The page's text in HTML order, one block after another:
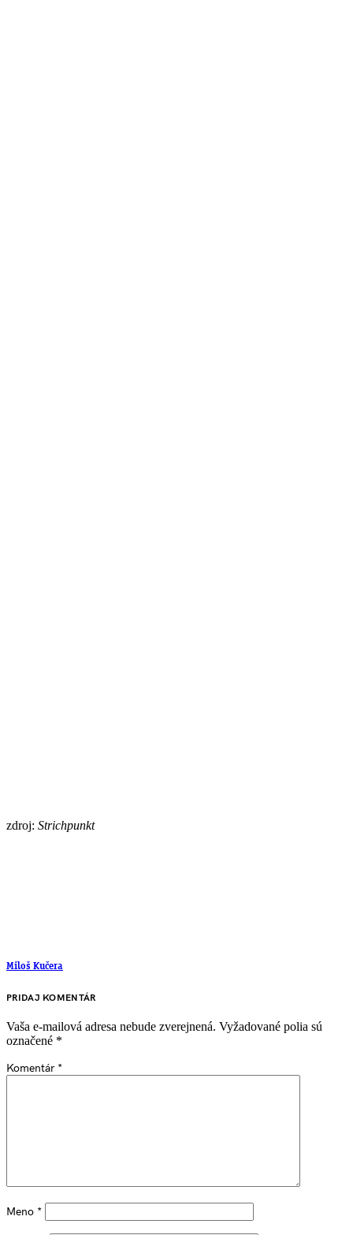
zdroj: Strichpunkt
Miloš Kučera
PRIDAJ KOMENTÁR
Vaša e-mailová adresa nebude zverejnená. Vyžadované polia sú
označené *
Komentár *
Meno *